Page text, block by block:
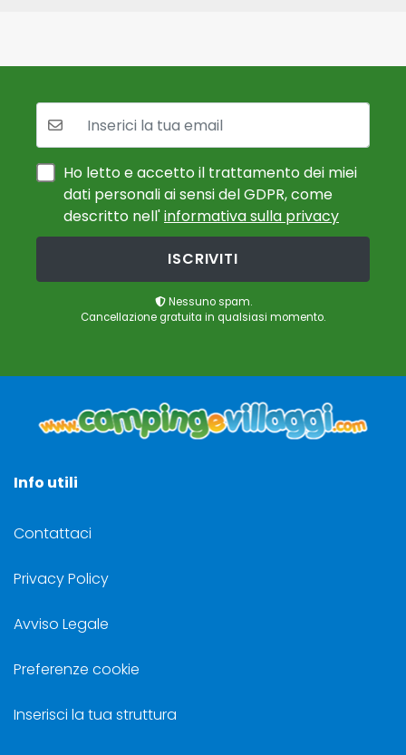
La tua mail:
Ho letto e accetto il trattamento dei miei
dati personali ai sensi del GDPR, come
descritto nell'informativa sulla privacy
ISCRIVITI
Nessuno spam.
Cancellazione gratuita in qualsiasi momento.
Info utili
Contattaci
Privacy Policy
Avviso Legale
Preferenze cookie
Inserisci la tua struttura